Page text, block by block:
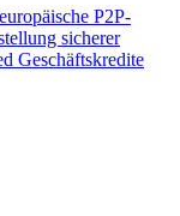
P2P-
sicherer
Geschäftskredite